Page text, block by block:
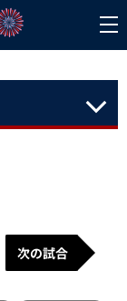
次の試合